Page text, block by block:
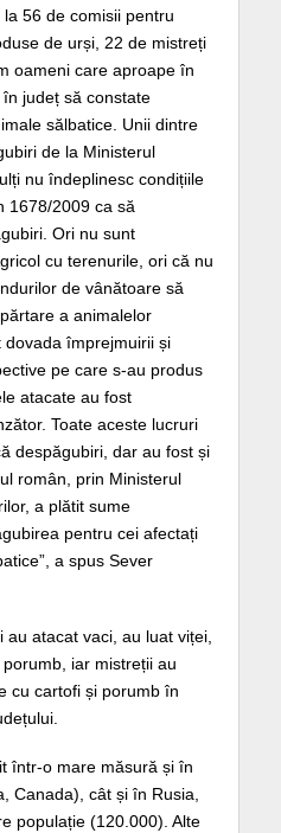
56 de comisii pentru
de urși, 22 de mistreți
oameni care aproape în
județ să constate
sălbatice. Unii dintre
de la Ministerul
nu îndeplinesc condițiile
1678/2009 ca să
Ori nu sunt
cu terenurile, ori că nu
de vânătoare să
a animalelor
împrejmuirii și
pe care s-au produs
atacate au fost
Toate aceste lucruri
despăgubiri, dar au fost și
român, prin Ministerul
a plătit sume
pentru cei afectați
a spus Sever
au atacat vaci, au luat viței,
iar mistreții au
cu cartofi și porumb în
într-o mare măsură și în
Canada), cât și în Rusia,
populație (120.000). Alte